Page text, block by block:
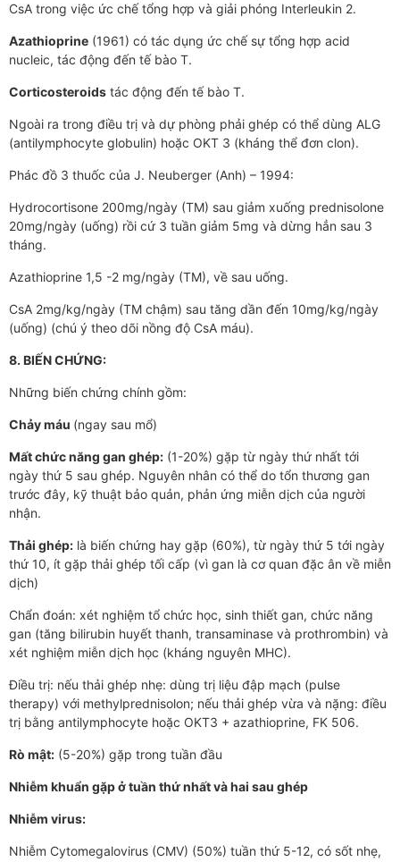
CsA trong việc ức chế tổng hợp và giải phóng Interleukin 2.
Azathioprine (1961) có tác dụng ức chế sự tổng hợp acid
nucleic, tác động đến tế bào T.
Corticosteroids tác động đến tế bào T.
Ngoài ra trong điều trị và dự phòng phải ghép có thể dùng ALG
(antilymphocyte globulin) hoặc OKT 3 (kháng thể đơn clon).
Phác đồ 3 thuốc của J. Neuberger (Anh) – 1994:
Hydrocortisone 200mg/ngày (TM) sau giảm xuống prednisolone
20mg/ngày (uống) rồi cứ 3 tuần giảm 5mg và dừng hẳn sau 3
tháng.
Azathioprine 1,5 -2 mg/ngày (TM), về sau uống.
CsA 2mg/kg/ngày (TM chậm) sau tăng dần đến 10mg/kg/ngày
(uống) (chú ý theo dõi nồng độ CsA máu).
8. BIẾN CHỨNG:
Những biến chứng chính gồm:
Chảy máu (ngay sau mổ)
Mất chức năng gan ghép: (1-20%) gặp từ ngày thứ nhất tới
ngày thứ 5 sau ghép. Nguyên nhân có thể do tổn thương gan
trước đây, kỹ thuật bảo quản, phản ứng miễn dịch của người
nhận.
Thải ghép: là biến chứng hay gặp (60%), từ ngày thứ 5 tới ngày
thứ 10, ít gặp thải ghép tối cấp (vì gan là cơ quan đặc ân về miễn
dịch)
Chẩn đoán: xét nghiệm tổ chức học, sinh thiết gan, chức năng
gan (tăng bilirubin huyết thanh, transaminase và prothrombin) và
xét nghiệm miễn dịch học (kháng nguyên MHC).
Điều trị: nếu thải ghép nhẹ: dùng trị liệu đập mạch (pulse
therapy) với methylprednisolon; nếu thải ghép vừa và nặng: điều
trị bằng antilymphocyte hoặc OKT3 + azathioprine, FK 506.
Rò mật: (5-20%) gặp trong tuần đầu
Nhiễm khuẩn gặp ở tuần thứ nhất và hai sau ghép
Nhiễm virus:
Nhiễm Cytomegalovirus (CMV) (50%) tuần thứ 5-12, có sốt nhẹ,